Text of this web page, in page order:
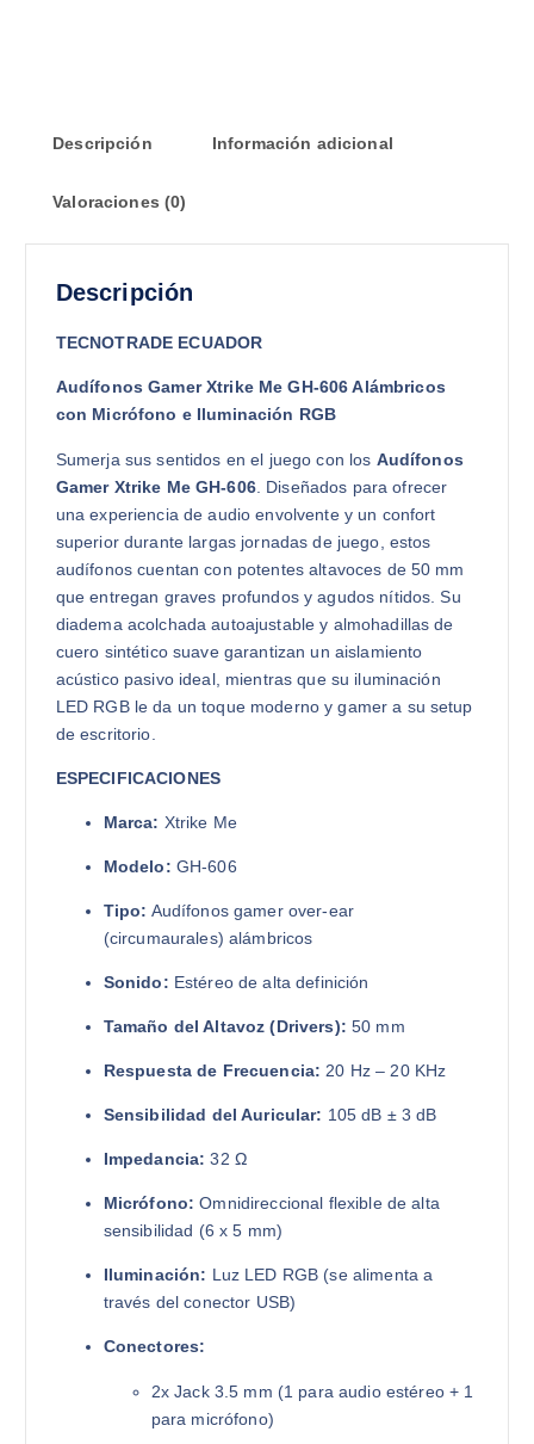
Descripción Información adicional
Valoraciones (0)
Descripción
TECNOTRADE ECUADOR
Audífonos Gamer Xtrike Me GH-606 Alámbricos
con Micrófono e Iluminación RGB
Sumerja sus sentidos en el juego con los Audífonos
Gamer Xtrike Me GH-606. Diseñados para ofrecer
una experiencia de audio envolvente y un confort
superior durante largas jornadas de juego, estos
audífonos cuentan con potentes altavoces de 50 mm
que entregan graves profundos y agudos nítidos. Su
diadema acolchada autoajustable y almohadillas de
cuero sintético suave garantizan un aislamiento
acústico pasivo ideal, mientras que su iluminación
LED RGB le da un toque moderno y gamer a su setup
de escritorio.
ESPECIFICACIONES
Marca: Xtrike Me
Modelo: GH-606
Tipo: Audífonos gamer over-ear
(circumaurales) alámbricos
Sonido: Estéreo de alta definición
Tamaño del Altavoz (Drivers): 50 mm
Respuesta de Frecuencia: 20 Hz – 20 KHz
Sensibilidad del Auricular: 105 dB ± 3 dB
Impedancia: 32 Ω
Micrófono: Omnidireccional flexible de alta
sensibilidad (6 x 5 mm)
Iluminación: Luz LED RGB (se alimenta a
través del conector USB)
Conectores:
2x Jack 3.5 mm (1 para audio estéreo + 1
para micrófono)